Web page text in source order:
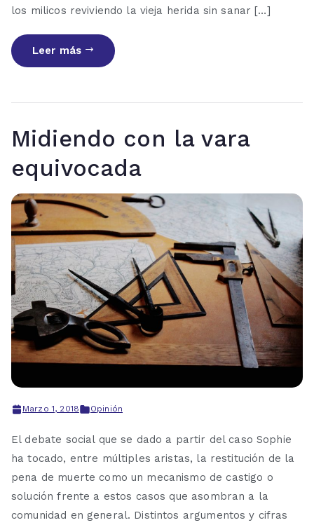
los milicos reviviendo la vieja herida sin sanar […]
Leer más
Midiendo con la vara
equivocada
Marzo 1, 2018 Opinión
El debate social que se dado a partir del caso Sophie
ha tocado, entre múltiples aristas, la restitución de la
pena de muerte como un mecanismo de castigo o
solución frente a estos casos que asombran a la
comunidad en general. Distintos argumentos y cifras